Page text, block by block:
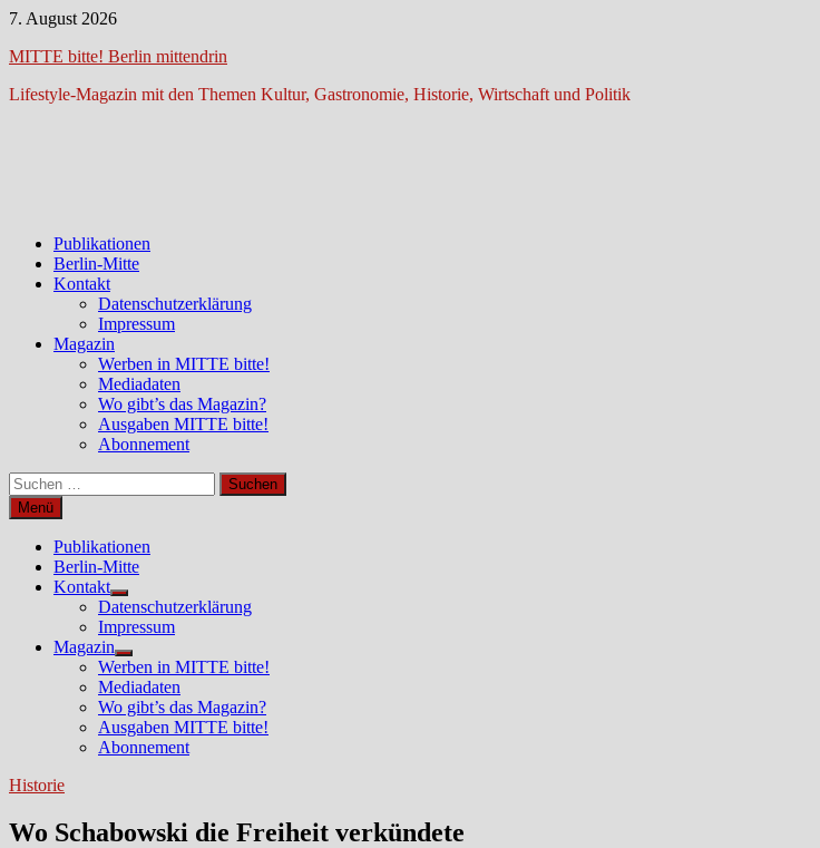
Zum
springen
7. August 2026
MITTE bitte! Berlin mittendrin
Lifestyle-Magazin mit den Themen Kultur, Gastronomie, Historie, Wirtschaft und Politik
Publikationen
Berlin-Mitte
Kontakt
Datenschutzerklärung
Impressum
Magazin
Werben in MITTE bitte!
Mediadaten
Wo gibt’s das Magazin?
Ausgaben MITTE bitte!
Abonnement
Suchen
nach:
Menü
Publikationen
Berlin-Mitte
Kontakt
Untermenü
anzeigen
Datenschutzerklärung
Impressum
Magazin
Untermenü
anzeigen
Werben in MITTE bitte!
Mediadaten
Wo gibt’s das Magazin?
Ausgaben MITTE bitte!
Abonnement
Historie
Wo Schabowski die Freiheit verkündete